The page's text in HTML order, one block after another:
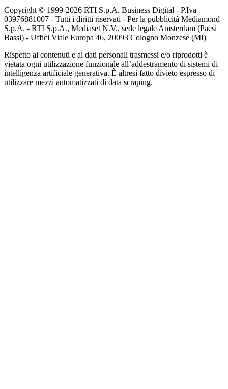
Copyright © 1999-2026 RTI S.p.A. Business Digital - P.Iva
03976881007 - Tutti i diritti riservati - Per la pubblicità Mediamond
S.p.A. - RTI S.p.A., Mediaset N.V., sede legale Amsterdam (Paesi
Bassi) - Uffici Viale Europa 46, 20093 Cologno Monzese (MI)
Rispetto ai contenuti e ai dati personali trasmessi e/o riprodotti è
vietata ogni utilizzazione funzionale all’addestramento di sistemi di
intelligenza artificiale generativa. È altresì fatto divieto espresso di
utilizzare mezzi automatizzati di data scraping.